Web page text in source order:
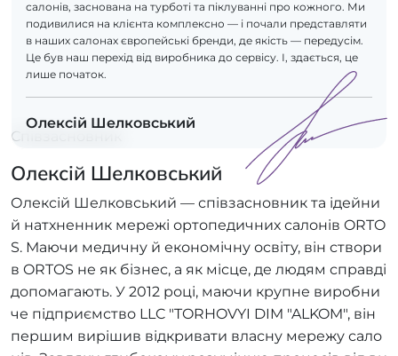
салонів, заснована на турботі та піклуванні про кожного. Ми
подивилися на клієнта комплексно — і почали представляти
в наших салонах європейські бренди, де якість — передусім.
Це був наш перехід від виробника до сервісу. І, здається, це
лише початок.
Олексій Шелковський
Співзасновник
Олексій Шелковський
Олексій Шелковський — співзасновник та ідейни
й натхненник мережі ортопедичних салонів ORTO
S. Маючи медичну й економічну освіту, він створи
в ORTOS не як бізнес, а як місце, де людям справді
допомагають. У 2012 році, маючи крупне виробни
че підприємство LLC "TORHOVYI DIM "ALKOM", він
першим вирішив відкривати власну мережу сало